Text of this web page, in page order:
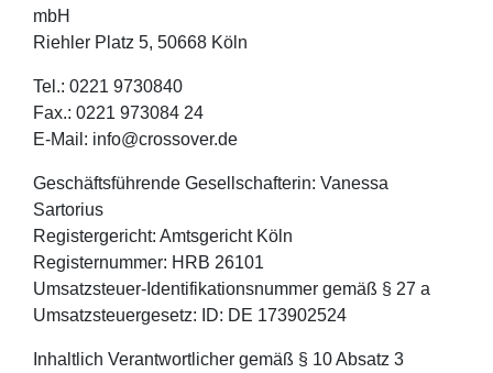
mbH
Riehler Platz 5, 50668 Köln
Tel.: 0221 9730840
Fax.: 0221 973084 24
E-Mail: info@crossover.de
Geschäftsführende Gesellschafterin: Vanessa
Sartorius
Registergericht: Amtsgericht Köln
Registernummer: HRB 26101
Umsatzsteuer-Identifikationsnummer gemäß § 27 a
Umsatzsteuergesetz: ID: DE 173902524
Inhaltlich Verantwortlicher gemäß § 10 Absatz 3